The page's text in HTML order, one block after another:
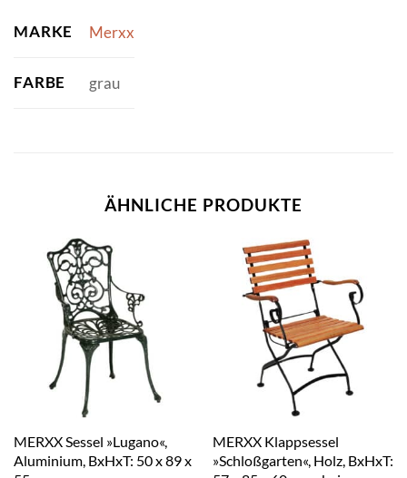
MARKE Merxx
FARBE grau
ÄHNLICHE PRODUKTE
MERXX Sessel »Lugano«,
Aluminium, BxHxT: 50 x 89 x
MERXX Klappsessel
»Schloßgarten«, Holz, BxHxT: